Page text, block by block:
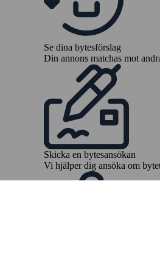
Se dina bytesförslag
Din annons matchas mot
Skicka en bytesansökan
Vi hjälper dig ansöka om